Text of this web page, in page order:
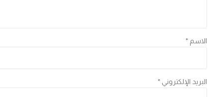
الاسم*
البريد الإلكتروني*